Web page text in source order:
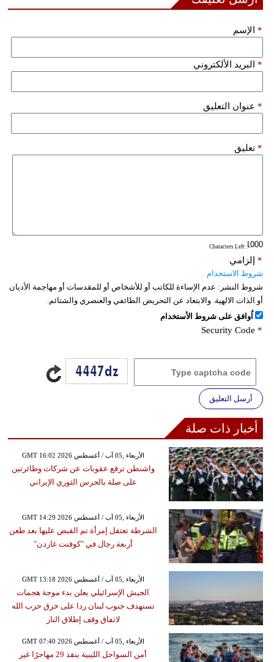
الإسم *
البريد الألكتروني *
عنوان التعليق *
تعليق *
: Characters Left
إلزامي *
شروط الاستخدام
شروط النشر: عدم الإساءة للكاتب أو للأشخاص أو للمقدسات أو مهاجمة الأديان
أو الذات الالهية. والابتعاد عن التحريض الطائفي والعنصري والشتائم.
اُوافق على شروط الأستخدام
Security Code *
أرسل التعليق
أخبار ذات صلة
GMT 16:02 2026 الأربعاء ,05 آب / أغسطس
واشنطن ترفع عقوبات عن شركات وطائرتين
على صلة بالحرس الثوري الإيراني
GMT 14:29 2026 الأربعاء ,05 آب / أغسطس
الشرطة تعتقل إمرأة تم القبض عليها بعد طعن
أربعة رجال في "كوفنت غاردن"
GMT 13:18 2026 الأربعاء ,05 آب / أغسطس
الجيش الإسرائيلي يعلن بدء موجة هجمات
تستهدف جنوب لبنان ردا على خرق حزب الله
لاتفاق وقف إطلاق النار
GMT 07:40 2026 الأربعاء ,05 آب / أغسطس
أمن السواحل الليبية ينقذ 29 مهاجرًا غير